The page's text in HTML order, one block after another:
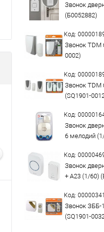
Звонок
(Б0052882)
Код:
Звонок TDM
0002)
Код:
Звонок TDM
(SQ1901-
Код:
Звонок
6 мелодий
Код:
Звонок
+ А23 (1/60)
Код:
Звонок ЗББ-
(SQ1901-